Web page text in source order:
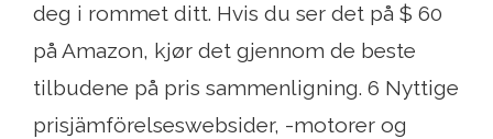
deg i rommet ditt. Hvis du ser det på $ 60
på Amazon, kjør det gjennom de beste
tilbudene på pris sammenligning. 6 Nyttige
prisjämförelseswebsider, -motorer og